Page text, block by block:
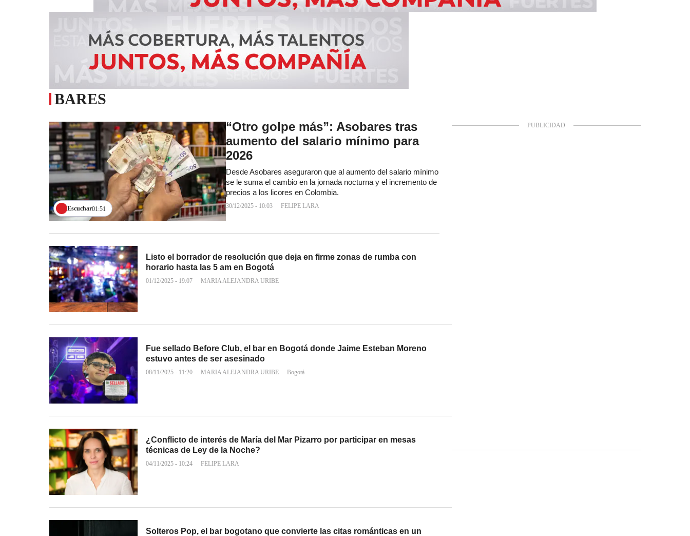
BARES
Escuchar01:51
“Otro golpe más”: Asobares tras
aumento del salario mínimo para
2026
Desde Asobares aseguraron que al aumento del salario mínimo
se le suma el cambio en la jornada nocturna y el incremento de
precios a los licores en Colombia.
30/12/2025 - 10:03 FELIPE LARA
Listo el borrador de resolución que deja en firme zonas de rumba con
horario hasta las 5 am en Bogotá
01/12/2025 - 19:07 MARIA ALEJANDRA URIBE
Fue sellado Before Club, el bar en Bogotá donde Jaime Esteban Moreno
estuvo antes de ser asesinado
08/11/2025 - 11:20 MARIA ALEJANDRA URIBE Bogotá
¿Conflicto de interés de María del Mar Pizarro por participar en mesas
técnicas de Ley de la Noche?
04/11/2025 - 10:24 FELIPE LARA
Solteros Pop, el bar bogotano que convierte las citas románticas en un